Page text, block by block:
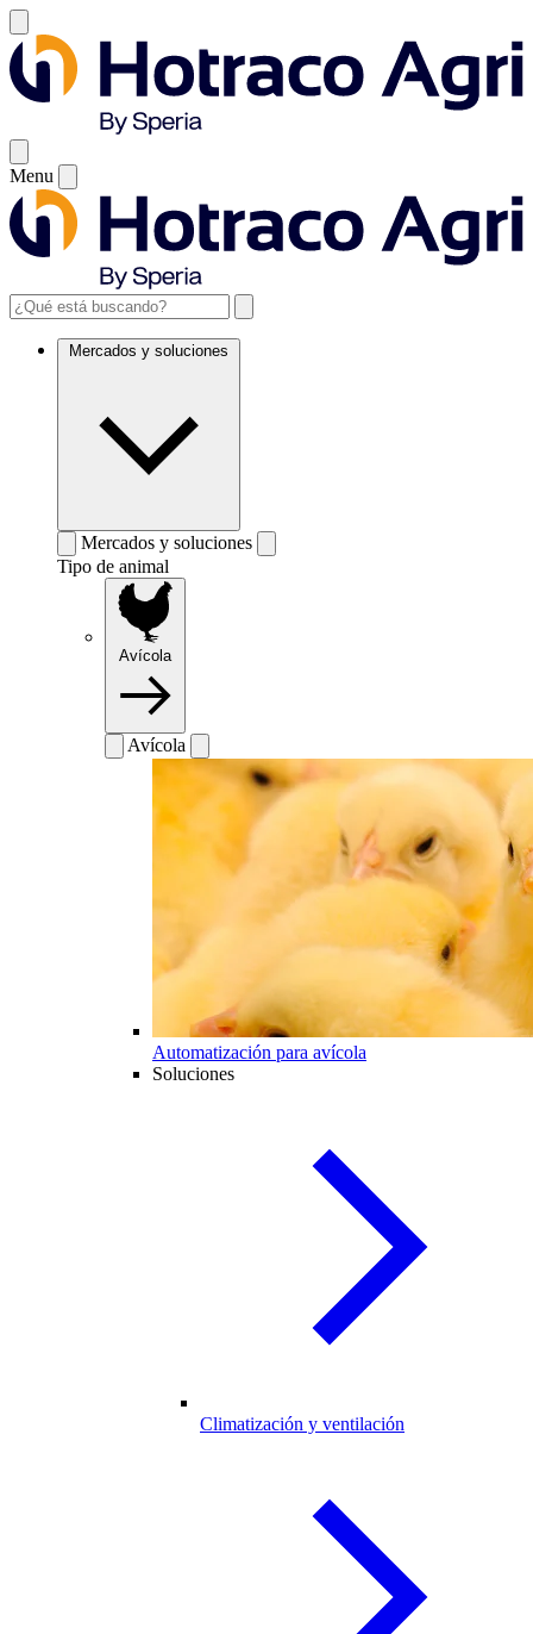
Menu
Mercados y soluciones
Mercados y soluciones
Tipo de animal
Avícola
Avícola
Automatización para avícola
Soluciones
Climatización y ventilación